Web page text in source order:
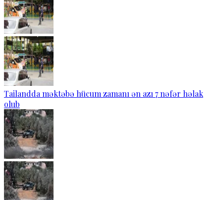
Tailandda məktəbə hücum zamanı ən azı 7 nəfər həlak
olub